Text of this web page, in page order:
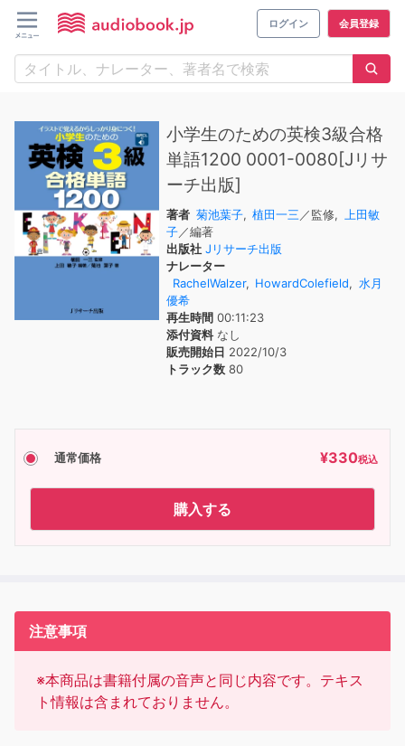
ログイン 会員登録
小学生のための英検3級合格
単語1200 0001-0080[Jリサ
ーチ出版]
著者 菊池葉子, 植田一三 ／監修,
上田敏
子／編著
出版社 Jリサーチ出版
ナレーター
RachelWalzer, HowardColefield, 水月
優希
再生時間 00:11:23
添付資料なし
販売開始日 2022/10/3
トラック数 80
通常価格 ¥330税込
購入する
注意事項
※本商品は書籍付属の音声と同じ内容です。テキス
ト情報は含まれておりません。